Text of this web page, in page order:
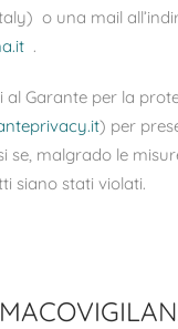
o una mail
.
al Garante per la
) per
se, malgrado le
siano stati violati.